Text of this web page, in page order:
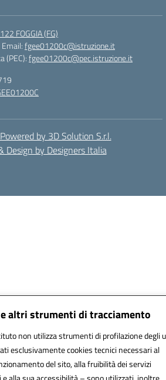
altri strumenti di tracciamento
non utilizza strumenti di profilazione degli
esclusivamente cookies tecnici necessari al
del sito, alla fruibilità dei servizi
FOGGIA (FG)
Email:fgee01200c@istruzione.it
(PEC):fgee01200c@pec.istruzione.it
by 3D Solution S.r.l.
Design by Designers Italia